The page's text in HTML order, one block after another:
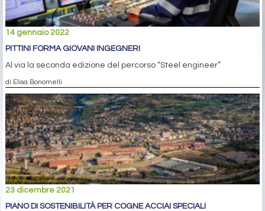
14 gennaio 2022
PITTINI FORMA GIOVANI INGEGNERI
Al via la seconda edizione del percorso “Steel engineer”
di Elisa Bonomelli
23 dicembre 2021
PIANO DI SOSTENIBILITÀ PER COGNE ACCIAI SPECIALI